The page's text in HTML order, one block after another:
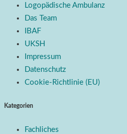
Logopädische Ambulanz
Das Team
IBAF
UKSH
Impressum
Datenschutz
Cookie-Richtlinie (EU)
Kategorien
Fachliches